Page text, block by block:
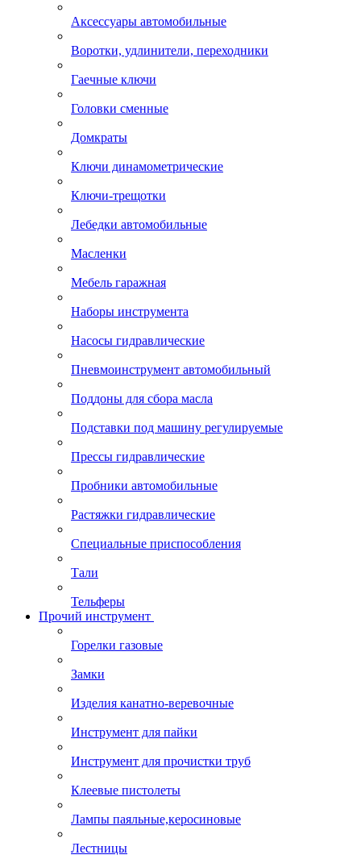
Аксессуары автомобильные
Воротки, удлинители, переходники
Гаечные ключи
Головки сменные
Домкраты
Ключи динамометрические
Ключи-трещотки
Лебедки автомобильные
Масленки
Мебель гаражная
Наборы инструмента
Насосы гидравлические
Пневмоинструмент автомобильный
Поддоны для сбора масла
Подставки под машину регулируемые
Прессы гидравлические
Пробники автомобильные
Растяжки гидравлические
Специальные приспособления
Тали
Тельферы
Прочий инструмент
Горелки газовые
Замки
Изделия канатно-веревочные
Инструмент для пайки
Инструмент для прочистки труб
Клеевые пистолеты
Лампы паяльные,керосиновые
Лестницы